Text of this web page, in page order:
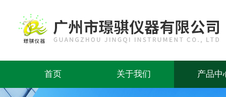
首页 关于我们 产品中